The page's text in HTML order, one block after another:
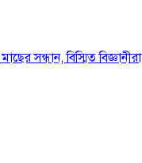
সন্ধান, বিস্মিত বিজ্ঞানীরা